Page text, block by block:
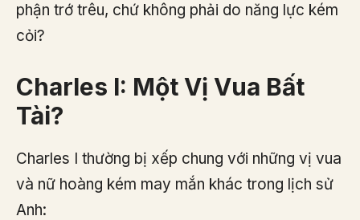
phận trớ trêu, chứ không phải do năng lực kém
cỏi?
Charles I: Một Vị Vua Bất
Tài?
Charles I thường bị xếp chung với những vị vua
và nữ hoàng kém may mắn khác trong lịch sử
Anh: